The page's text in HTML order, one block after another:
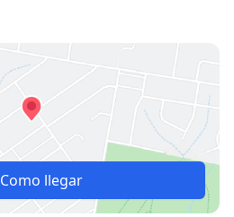
Como llegar